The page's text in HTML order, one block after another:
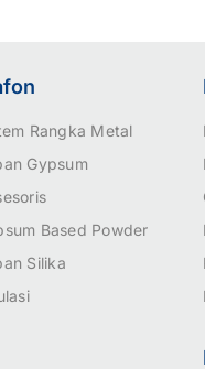
Rangka Metal
Gypsum
Based Powder
Silika